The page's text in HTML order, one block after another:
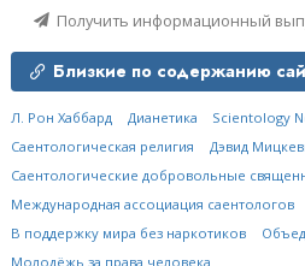
Получить информационный
Близкие по содержанию
Л. Рон Хаббард Дианетика
Scientology
Саентологическая религия
Дэвид
Саентологические добровольные
Международная ассоциация саентологов
В поддержку мира без наркотиков
Молодёжь за права человека